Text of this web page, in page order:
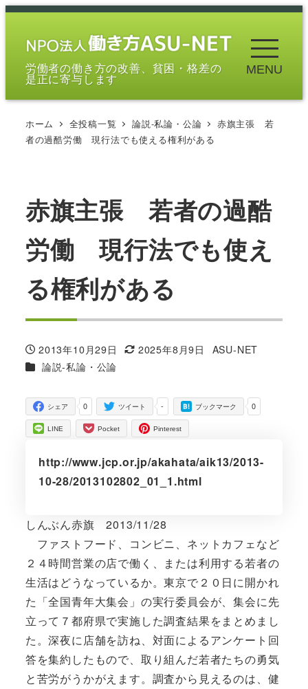
メ
労働者の働き方の改善、貧困・格差の
是正に寄与します
MENU
ホーム 全投稿一覧 論説-私論・公論
赤旗主張 若
者の過酷労働 現行法でも使える権利がある
赤旗主張 若者の過酷
労働 現行法でも使え
る権利がある
投稿日
2013年10月29日
更新日
2025年8月9日
著
ASU-NET
カテゴリー
論説-私論・公論
0
シェア -
ツイート 0
ブックマーク
LINE Pocket Pinterest
http://www.jcp.or.jp/akahata/aik13/2013-
10-28/2013102802_01_1.html
しんぶん赤旗 2013/11/28
ファストフード、コンビニ、ネットカフェなど
２４時間営業の店で働く、または利用する若者の
生活はどうなっているか。東京で２０日に開かれ
た「全国青年大集会」の実行委員会が、集会に先
立って７都府県で実施した調査結果をまとめまし
た。深夜に店舗を訪ね、対面によるアンケート回
答を集約したもので、取り組んだ若者たちの勇気
と苦労がうかがえます。調査から見えるのは、健